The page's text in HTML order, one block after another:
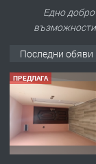
Едно
Последни обяви
ПРЕДЛАГА